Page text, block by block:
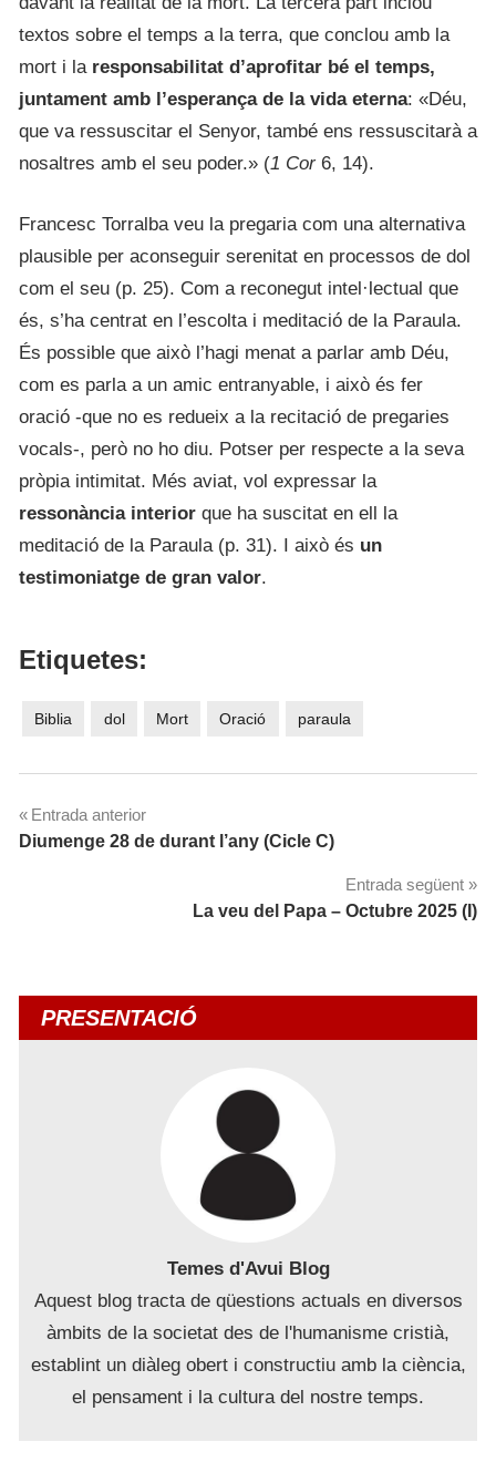
textos sobre el temps a la terra, que conclou amb la
mort i la responsabilitat d’aprofitar bé el temps,
juntament amb l’esperança de la vida eterna: «Déu,
que va ressuscitar el Senyor, també ens ressuscitarà a
nosaltres amb el seu poder.» (1 Cor6, 14).
Francesc Torralba veu la pregaria com una alternativa
plausible per aconseguir serenitat en processos de dol
com el seu (p. 25). Com a reconegut intel·lectual que
és, s’ha centrat en l’escolta i meditació de la Paraula.
És possible que això l’hagi menat a parlar amb Déu,
com es parla a un amic entranyable, i això és fer
oració -que no es redueix a la recitació de pregaries
vocals-, però no ho diu. Potser per respecte a la seva
pròpia intimitat. Més aviat, vol expressar la
ressonància interior que ha suscitat en ell la
meditació de la Paraula (p. 31). I això és un
testimoniatge de gran valor.
Etiquetes:
Biblia dol Mort Oració paraula
Navegació
Entrada anterior
Diumenge 28 de durant l’any (Cicle C)
Entrada següent
La veu del Papa – Octubre 2025 (I)
PRESENTACIÓ
Temes d'Avui Blog
Aquest blog tracta de qüestions actuals en diversos
àmbits de la societat des de l'humanisme cristià,
establint un diàleg obert i constructiu amb la ciència,
el pensament i la cultura del nostre temps.